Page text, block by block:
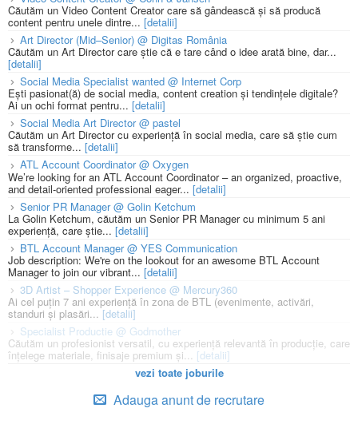
Căutăm un Video Content Creator care să gândească și să producă
content pentru unele dintre... [detalii]
Art Director (Mid–Senior) @ Digitas România
Căutăm un Art Director care știe că e tare când o idee arată bine, dar...
[detalii]
Social Media Specialist wanted @ Internet Corp
Ești pasionat(ă) de social media, content creation și tendințele digitale?
Ai un ochi format pentru... [detalii]
Social Media Art Director @ pastel
Căutăm un Art Director cu experiență în social media, care să știe cum
să transforme... [detalii]
ATL Account Coordinator @ Oxygen
We’re looking for an ATL Account Coordinator – an organized, proactive,
and detail-oriented professional eager... [detalii]
Senior PR Manager @ Golin Ketchum
La Golin Ketchum, căutăm un Senior PR Manager cu minimum 5 ani
experiență, care știe... [detalii]
BTL Account Manager @ YES Communication
Job description: We're on the lookout for an awesome BTL Account
Manager to join our vibrant... [detalii]
3D Artist – Shopper Experience @ Mercury360
Ai cel puțin 7 ani experiență în zona de BTL (evenimente, activări,
standuri și plasări...[detalii]
Specialist Productie @ Godmother
Căutăm un profesionist versatil, cu experiență relevantă în producție, care
înțelege materiale, finisaje premium și... [detalii]
vezi toate joburile
Adauga anunt de recrutare